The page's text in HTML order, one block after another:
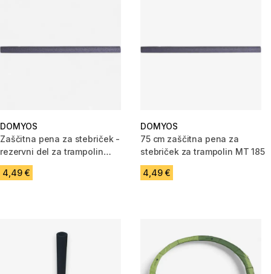
DOMYOS
Zaščitna pena za stebriček -
rezervni del za trampolin
Essential 240
4,49 €
DOMYOS
75 cm zaščitna pena za
stebriček za trampolin MT 185
4,49 €